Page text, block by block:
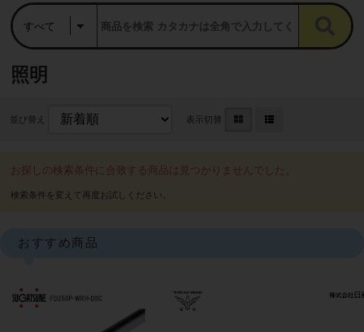
照明
並び替え 表示切替
お探しの検索条件に合致する商品は見つかりませんでした。
おすすめ商品